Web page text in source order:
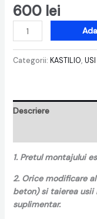
600 lei
Categorii: KASTILIO,
Descriere
1. Pretul montajului
2. Orice modificare
beton) si taierea usii
suplimentar.